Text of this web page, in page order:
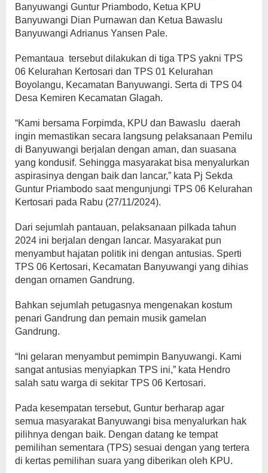
Banyuwangi Guntur Priambodo, Ketua KPU
Banyuwangi Dian Purnawan dan Ketua Bawaslu
Banyuwangi Adrianus Yansen Pale.
Pemantaua tersebut dilakukan di tiga TPS yakni TPS
06 Kelurahan Kertosari dan TPS 01 Kelurahan
Boyolangu, Kecamatan Banyuwangi. Serta di TPS 04
Desa Kemiren Kecamatan Glagah.
“Kami bersama Forpimda, KPU dan Bawaslu daerah
ingin memastikan secara langsung pelaksanaan Pemilu
di Banyuwangi berjalan dengan aman, dan suasana
yang kondusif. Sehingga masyarakat bisa menyalurkan
aspirasinya dengan baik dan lancar,” kata Pj Sekda
Guntur Priambodo saat mengunjungi TPS 06 Kelurahan
Kertosari pada Rabu (27/11/2024).
Dari sejumlah pantauan, pelaksanaan pilkada tahun
2024 ini berjalan dengan lancar. Masyarakat pun
menyambut hajatan politik ini dengan antusias. Sperti
TPS 06 Kertosari, Kecamatan Banyuwangi yang dihias
dengan ornamen Gandrung.
Bahkan sejumlah petugasnya mengenakan kostum
penari Gandrung dan pemain musik gamelan
Gandrung.
“Ini gelaran menyambut pemimpin Banyuwangi. Kami
sangat antusias menyiapkan TPS ini,” kata Hendro
salah satu warga di sekitar TPS 06 Kertosari.
Pada kesempatan tersebut, Guntur berharap agar
semua masyarakat Banyuwangi bisa menyalurkan hak
pilihnya dengan baik. Dengan datang ke tempat
pemilihan sementara (TPS) sesuai dengan yang tertera
di kertas pemilihan suara yang diberikan oleh KPU.